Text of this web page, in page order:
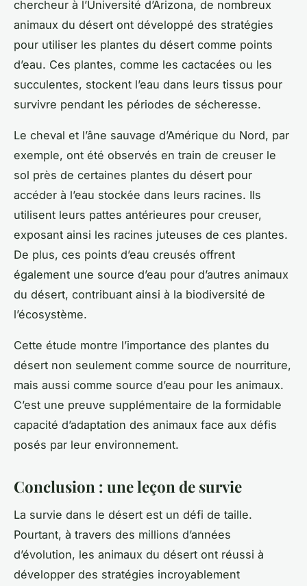
chercheur à l’Université d’Arizona, de nombreux
animaux du désert ont développé des stratégies
pour utiliser les plantes du désert comme points
d’eau. Ces plantes, comme les cactacées ou les
succulentes, stockent l’eau dans leurs tissus pour
survivre pendant les périodes de sécheresse.
Le cheval et l’âne sauvage d’Amérique du Nord, par
exemple, ont été observés en train de creuser le
sol près de certaines plantes du désert pour
accéder à l’eau stockée dans leurs racines. Ils
utilisent leurs pattes antérieures pour creuser,
exposant ainsi les racines juteuses de ces plantes.
De plus, ces points d’eau creusés offrent
également une source d’eau pour d’autres animaux
du désert, contribuant ainsi à la biodiversité de
l’écosystème.
Cette étude montre l’importance des plantes du
désert non seulement comme source de nourriture,
mais aussi comme source d’eau pour les animaux.
C’est une preuve supplémentaire de la formidable
capacité d’adaptation des animaux face aux défis
posés par leur environnement.
Conclusion : une leçon de survie
La survie dans le désert est un défi de taille.
Pourtant, à travers des millions d’années
d’évolution, les animaux du désert ont réussi à
développer des stratégies incroyablement